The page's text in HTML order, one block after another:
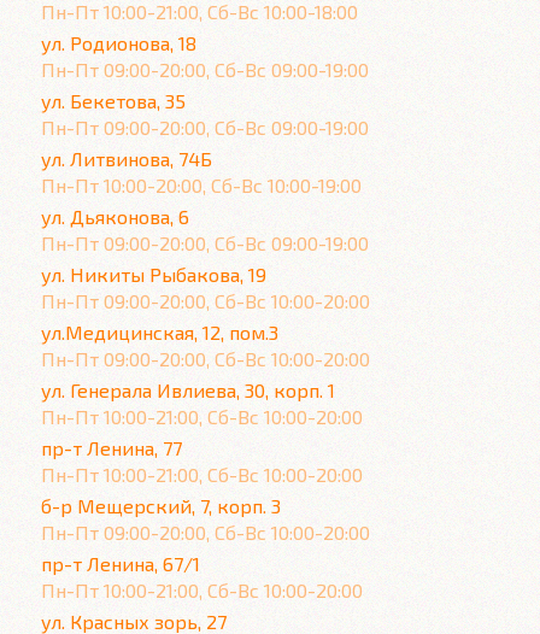
Пн-Пт 10:00-21:00, Сб-Вс 10:00-18:00
ул. Родионова, 18
Пн-Пт 09:00-20:00, Сб-Вс 09:00-19:00
ул. Бекетова, 35
Пн-Пт 09:00-20:00, Сб-Вс 09:00-19:00
ул. Литвинова, 74Б
Пн-Пт 10:00-20:00, Сб-Вс 10:00-19:00
ул. Дьяконова, 6
Пн-Пт 09:00-20:00, Сб-Вс 09:00-19:00
ул. Никиты Рыбакова, 19
Пн-Пт 09:00-20:00, Сб-Вс 10:00-20:00
ул.Медицинская, 12, пом.3
Пн-Пт 09:00-20:00, Сб-Вс 10:00-20:00
ул. Генерала Ивлиева, 30, корп. 1
Пн-Пт 10:00-21:00, Сб-Вс 10:00-20:00
пр-т Ленина, 77
Пн-Пт 10:00-21:00, Сб-Вс 10:00-20:00
б-р Мещерский, 7, корп. 3
Пн-Пт 09:00-20:00, Сб-Вс 10:00-20:00
пр-т Ленина, 67/1
Пн-Пт 10:00-21:00, Сб-Вс 10:00-20:00
ул. Красных зорь, 27